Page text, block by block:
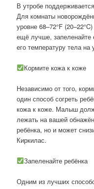
В утробе
Для комнаты
уровне 68–72°F
ещё лучше, запеленайте
его температуру тела на
Кормите кожа к коже
Независимо от того,
один способ согреть
кожа к коже. Малыш
лежать на вашей
ребёнка, но и может
Киркилас.
Запеленайте ребёнка
Одним из лучших